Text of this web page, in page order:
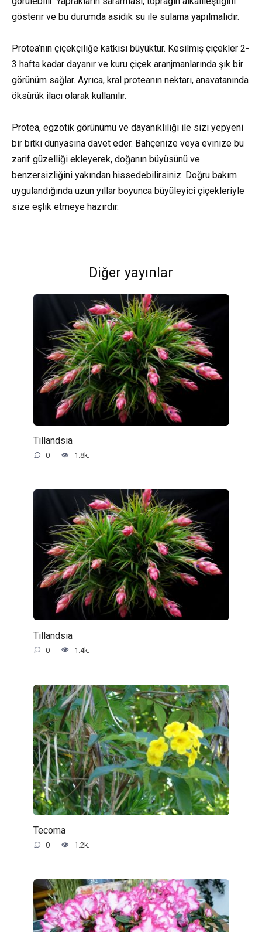
gösterir ve bu durumda asidik su ile sulama yapılmalıdır.
Protea’nın çiçekçiliğe katkısı büyüktür. Kesilmiş çiçekler 2-
3 hafta kadar dayanır ve kuru çiçek aranjmanlarında şık bir
görünüm sağlar. Ayrıca, kral proteanın nektarı, anavatanında
öksürük ilacı olarak kullanılır.
Protea, egzotik görünümü ve dayanıklılığı ile sizi yepyeni
bir bitki dünyasına davet eder. Bahçenize veya evinize bu
zarif güzelliği ekleyerek, doğanın büyüsünü ve
benzersizliğini yakından hissedebilirsiniz. Doğru bakım
uygulandığında uzun yıllar boyunca büyüleyici çiçekleriyle
size eşlik etmeye hazırdır.
Diğer yayınlar
Tillandsia
0 1.8k.
Tillandsia
0 1.4k.
Tecoma
0 1.2k.